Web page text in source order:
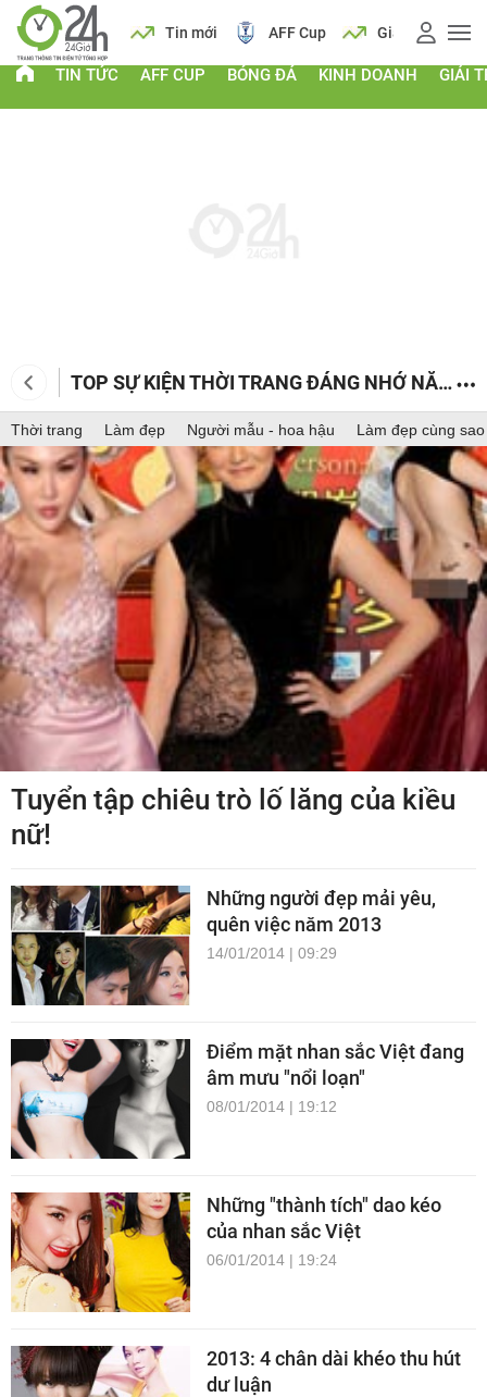
Lịch Tin mới AFF Cup Giá vàng
TIN TỨC AFF CUP BÓNG ĐÁ KINH DOANH GIẢI
TOP SỰ KIỆN THỜI TRANG ĐÁNG NHỚ NĂM
Thời trang Làm đẹp Người mẫu - hoa hậu Làm đẹp cùng sao
Tuyển tập chiêu trò lố lăng của kiều
nữ!
Những người đẹp mải yêu,
quên việc năm 2013
14/01/2014 | 09:29
Điểm mặt nhan sắc Việt đang
âm mưu "nổi loạn"
08/01/2014 | 19:12
Những "thành tích" dao kéo
của nhan sắc Việt
06/01/2014 | 19:24
2013: 4 chân dài khéo thu hút
dư luận